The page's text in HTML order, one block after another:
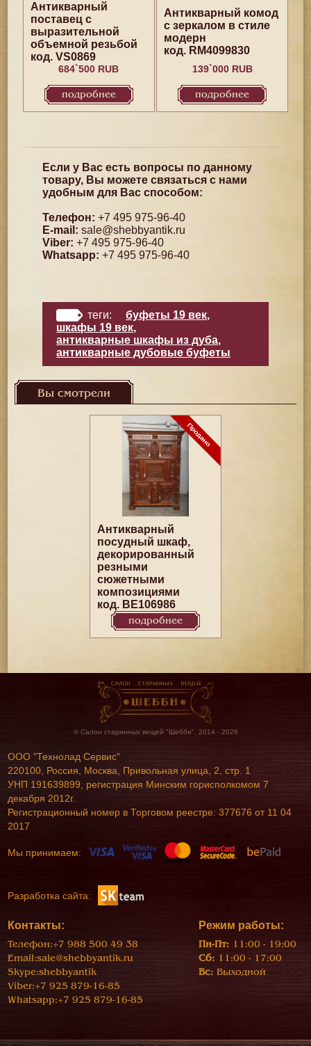
Антикварный
поставец с
выразительной
объемной резьбой
код. VS0869
684`500 RUB
подробнее
Антикварный комод
с зеркалом в стиле
модерн
код. RM4099830
139`000 RUB
подробнее
Если у Вас есть вопросы по данному
товару, Вы можете связаться с нами
удобным для Вас способом:
Телефон: +7 495 975-96-40
E-mail: sale@shebbyantik.ru
Viber: +7 495 975-96-40
Whatsapp: +7 495 975-96-40
теги: буфеты 19 век,
шкафы 19 век,
антикварные шкафы из дуба,
антикварные дубовые буфеты
Вы смотрели
Антикварный
посудный шкаф,
декорированный
резными
сюжетными
композициями
код. BE106986
подробнее
© Салон старинных вещей "Шебби", 2014 - 2026
ООО "Технолад Сервис"
220100, Россия, Москва, Привольная улица, 2, стр. 1
УНП 191639899, регистрация Минским горисполкомом 7
декабря 2012г.
Регистрационный номер в Торговом реестре: 377676 от 11 04
2017
Мы принимаем:
Разработка сайта:
Контакты:
Телефон:+7 988 500 49 38
Email:sale@shebbyantik.ru
Skype:shebbyantik
Viber:+7 925 879-16-85
Whatsapp:+7 925 879-16-85
Режим работы:
Пн-Пт: 11:00 - 19:00
Сб: 11:00 - 17:00
Вс: Выходной